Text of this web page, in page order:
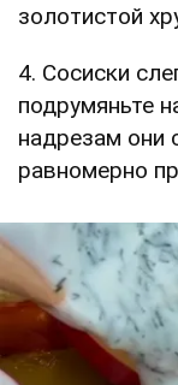
золотистой
4. Сосиски
подрумяньте
надрезам они
равномерно